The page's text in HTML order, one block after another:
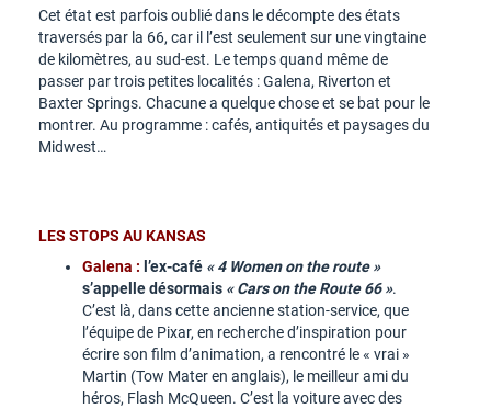
Cet état est parfois oublié dans le décompte des états
traversés par la 66, car il l’est seulement sur une vingtaine
de kilomètres, au sud-est. Le temps quand même de
passer par trois petites localités : Galena, Riverton et
Baxter Springs. Chacune a quelque chose et se bat pour le
montrer. Au programme : cafés, antiquités et paysages du
Midwest…
LES STOPS AU KANSAS
Galena : l’ex-café « 4 Women on the route »
s’appelle désormais « Cars on the Route 66 ».
C’est là, dans cette ancienne station-service, que
l’équipe de Pixar, en recherche d’inspiration pour
écrire son film d’animation, a rencontré le « vrai »
Martin (Tow Mater en anglais), le meilleur ami du
héros, Flash McQueen. C’est la voiture avec des